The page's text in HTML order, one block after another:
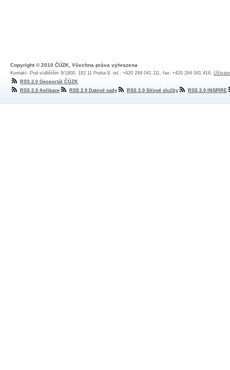
Copyright © 2010 ČÚZK, Všechna práva vyhrazena
Kontakt: Pod sídlištěm 9/1800, 182 11 Praha 8, tel.: +420 284 041 111, fax: +420 284 041 416,
RSS 2.0 Geoportál ČÚZK
RSS 2.0 Aplikace
RSS 2.0 Datové sady RSS 2.0 Síťové služby RSS 2.0 INSPIRE